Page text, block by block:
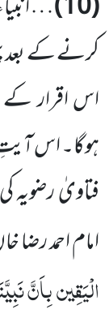
کرنے کے بعد
اس اقرار کے
ہوگا۔ اس آیتِ
امام احمد رضا
الْیَقِین بِاَنَّ